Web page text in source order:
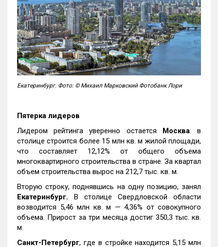
Екатеринбург. Фото: © Михаил Марковский Фотобанк Лори
Пятерка лидеров
Лидером рейтинга уверенно остается Москва: в
столице строится более 15 млн кв. м жилой площади,
что составляет 12,12% от общего объема
многоквартирного строительства в стране. За квартал
объем строительства вырос на 212,7 тыс. кв. м.
Вторую строку, поднявшись на одну позицию, занял
Екатеринбург. В столице Свердловской области
возводится 5,46 млн кв. м — 4,36% от совокупного
объема. Прирост за три месяца достиг 350,3 тыс. кв.
м.
Санкт-Петербург, где в стройке находится 5,15 млн